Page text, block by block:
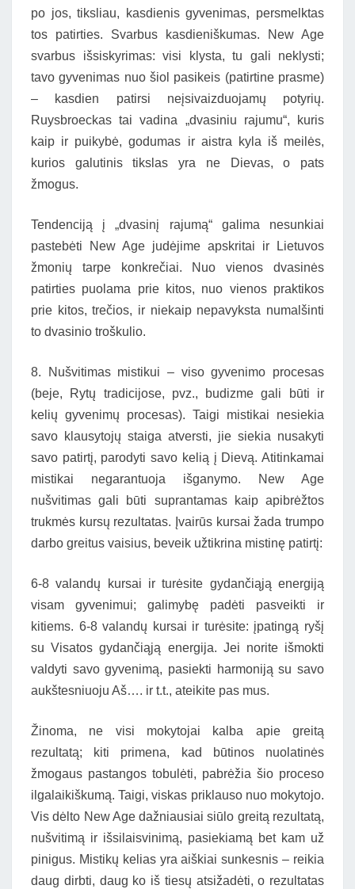
po jos, tiksliau, kasdienis gyvenimas, persmelktas
tos patirties. Svarbus kasdieniškumas. New Age
svarbus išsiskyrimas: visi klysta, tu gali neklysti;
tavo gyvenimas nuo šiol pasikeis (patirtine prasme)
– kasdien patirsi neįsivaizduojamų potyrių.
Ruysbroeckas tai vadina „dvasiniu rajumu“, kuris
kaip ir puikybė, godumas ir aistra kyla iš meilės,
kurios galutinis tikslas yra ne Dievas, o pats
žmogus.
Tendenciją į „dvasinį rajumą“ galima nesunkiai
pastebėti New Age judėjime apskritai ir Lietuvos
žmonių tarpe konkrečiai. Nuo vienos dvasinės
patirties puolama prie kitos, nuo vienos praktikos
prie kitos, trečios, ir niekaip nepavyksta numalšinti
to dvasinio troškulio.
8. Nušvitimas mistikui – viso gyvenimo procesas
(beje, Rytų tradicijose, pvz., budizme gali būti ir
kelių gyvenimų procesas). Taigi mistikai nesiekia
savo klausytojų staiga atversti, jie siekia nusakyti
savo patirtį, parodyti savo kelią į Dievą. Atitinkamai
mistikai negarantuoja išganymo. New Age
nušvitimas gali būti suprantamas kaip apibrėžtos
trukmės kursų rezultatas. Įvairūs kursai žada trumpo
darbo greitus vaisius, beveik užtikrina mistinę patirtį:
6-8 valandų kursai ir turėsite gydančiąją energiją
visam gyvenimui; galimybę padėti pasveikti ir
kitiems. 6-8 valandų kursai ir turėsite: įpatingą ryšį
su Visatos gydančiąją energija. Jei norite išmokti
valdyti savo gyvenimą, pasiekti harmoniją su savo
aukštesniuoju Aš…. ir t.t., ateikite pas mus.
Žinoma, ne visi mokytojai kalba apie greitą
rezultatą; kiti primena, kad būtinos nuolatinės
žmogaus pastangos tobulėti, pabrėžia šio proceso
ilgalaikiškumą. Taigi, viskas priklauso nuo mokytojo.
Vis dėlto New Age dažniausiai siūlo greitą rezultatą,
nušvitimą ir išsilaisvinimą, pasiekiamą bet kam už
pinigus. Mistikų kelias yra aiškiai sunkesnis – reikia
daug dirbti, daug ko iš tiesų atsižadėti, o rezultatas